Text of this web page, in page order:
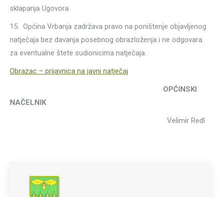
sklapanja Ugovora.
15. Općina Vrbanja zadržava pravo na poništenje objavljenog
natječaja bez davanja posebnog obrazloženja i ne odgovara
za eventualne štete sudionicima natječaja.
Obrazac – prijavnica na javni natječaj
OPĆINSKI
NAČELNIK
Velimir Redl